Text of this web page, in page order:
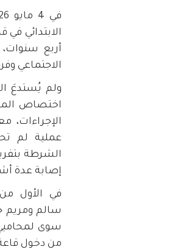
الابتدائي
أربع
الاجتماعي
ولم يُستدعَ
اختصاص
عملية لم
الشرطة
إصابة عدة
سالم
سوى لمحاميي
من دخول